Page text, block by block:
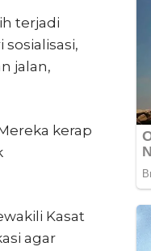
terjadi
jalan,
kerap
Kasat
agar